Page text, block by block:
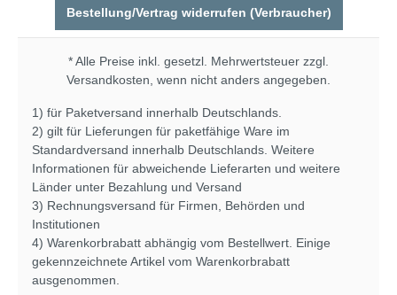
Bestellung/Vertrag widerrufen (Verbraucher)
* Alle Preise inkl. gesetzl. Mehrwertsteuer zzgl.
Versandkosten , wenn nicht anders angegeben.
1) für Paketversand innerhalb Deutschlands.
2) gilt für Lieferungen für paketfähige Ware im
Standardversand innerhalb Deutschlands. Weitere
Informationen für abweichende Lieferarten und weitere
Länder unter Bezahlung und Versand
3) Rechnungsversand für Firmen, Behörden und
Institutionen
4) Warenkorbrabatt abhängig vom Bestellwert. Einige
gekennzeichnete Artikel vom Warenkorbrabatt
ausgenommen.